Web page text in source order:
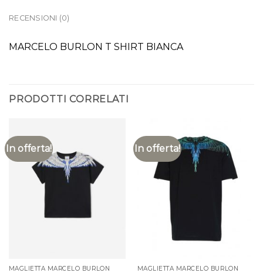
RECENSIONI (0)
MARCELO BURLON T SHIRT BIANCA
PRODOTTI CORRELATI
In offerta!
MAGLIETTA MARCELO BURLON
In offerta!
MAGLIETTA MARCELO BURLON